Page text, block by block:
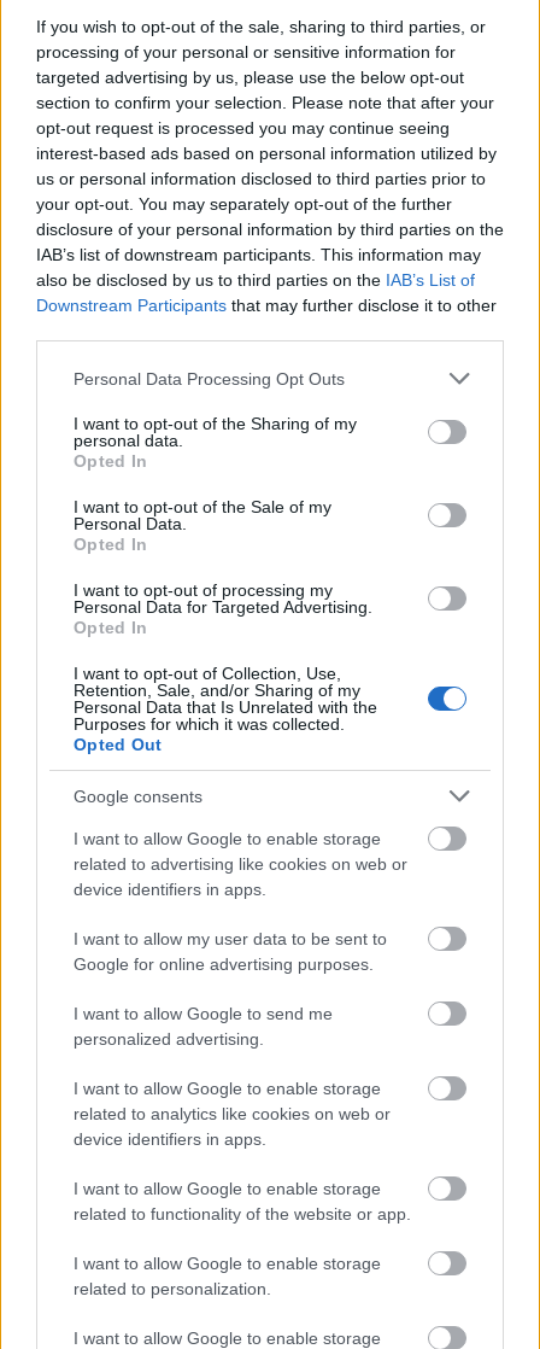
If you wish to opt-out of the sale, sharing to third parties, or
processing of your personal or sensitive information for
targeted advertising by us, please use the below opt-out
section to confirm your selection. Please note that after your
opt-out request is processed you may continue seeing
interest-based ads based on personal information utilized by
us or personal information disclosed to third parties prior to
your opt-out. You may separately opt-out of the further
disclosure of your personal information by third parties on the
IAB’s list of downstream participants. This information may
also be disclosed by us to third parties on the IAB’s List of
Downstream Participants that may further disclose it to other
Please note that this website/app uses one or more Google
not limited to your visit or usage behaviour. You may click to
grant or deny consent to Google and its third-party tags to
use your data for below specified purposes in below Google
consent section.
Personal Data Processing Opt Outs
I want to opt-out of the Sharing of my
personal data.
Opted In
I want to opt-out of the Sale of my
Personal Data.
Opted In
I want to opt-out of processing my
Personal Data for Targeted Advertising.
Opted In
I want to opt-out of Collection, Use,
Retention, Sale, and/or Sharing of my
Personal Data that Is Unrelated with the
Purposes for which it was collected.
Opted Out
Google consents
I want to allow Google to enable storage
related to advertising like cookies on web or
device identifiers in apps.
I want to allow my user data to be sent to
Google for online advertising purposes.
I want to allow Google to send me
personalized advertising.
I want to allow Google to enable storage
related to analytics like cookies on web or
device identifiers in apps.
I want to allow Google to enable storage
related to functionality of the website or app.
I want to allow Google to enable storage
related to personalization.
I want to allow Google to enable storage
Név
E-mail cím
Feliratkozom a hírlevélre és elfogadom azadatvédelmi
szabályzatot!
FELIRATKOZÁS
Országos hírek Duna hőség
Megérkezett az eső a Duna
Országos hírek
Kecskeméten is szakirányú
Országos hírek
szúnyoginvázió elkerülésében
Országos hírek WWF vízgazdálkodás
felhasználta az emberiség a Föld egész
évre elegendő erőforrásait
HIRDETÉS
HIRDETÉS
HIRDETÉS
LEGOLVASOTTABB